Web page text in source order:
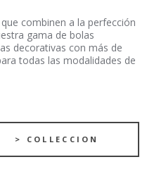
combinen a la perfección
gama de bolas
decorativas con más de
todas las modalidades de
> COLLECCION